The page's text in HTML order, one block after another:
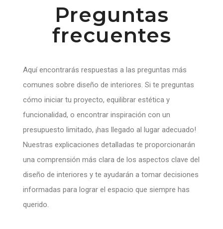
Preguntas
frecuentes
Aquí encontrarás respuestas a las preguntas más
comunes sobre diseño de interiores. Si te preguntas
cómo iniciar tu proyecto, equilibrar estética y
funcionalidad, o encontrar inspiración con un
presupuesto limitado, ¡has llegado al lugar adecuado!
Nuestras explicaciones detalladas te proporcionarán
una comprensión más clara de los aspectos clave del
diseño de interiores y te ayudarán a tomar decisiones
informadas para lograr el espacio que siempre has
querido.